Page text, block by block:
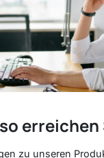
erreichen
zu unseren